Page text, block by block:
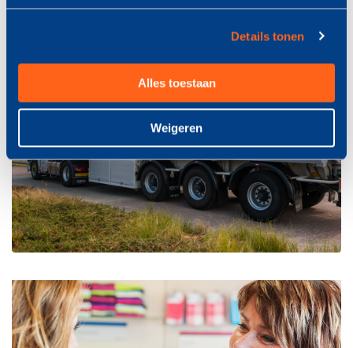
Details tonen
Alles toestaan
Weigeren
meer volume